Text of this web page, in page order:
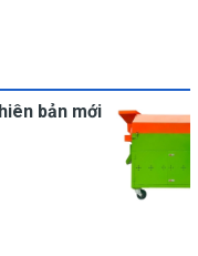
bản mới